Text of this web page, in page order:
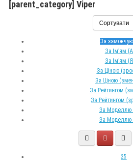
[parent_category] Viper
Сортувати
За
За Ім’ям
За Ім’ям
За Ціною
За Ціною
За Рейтингом
За Рейтингом
За Моделлю
За Моделлю
25